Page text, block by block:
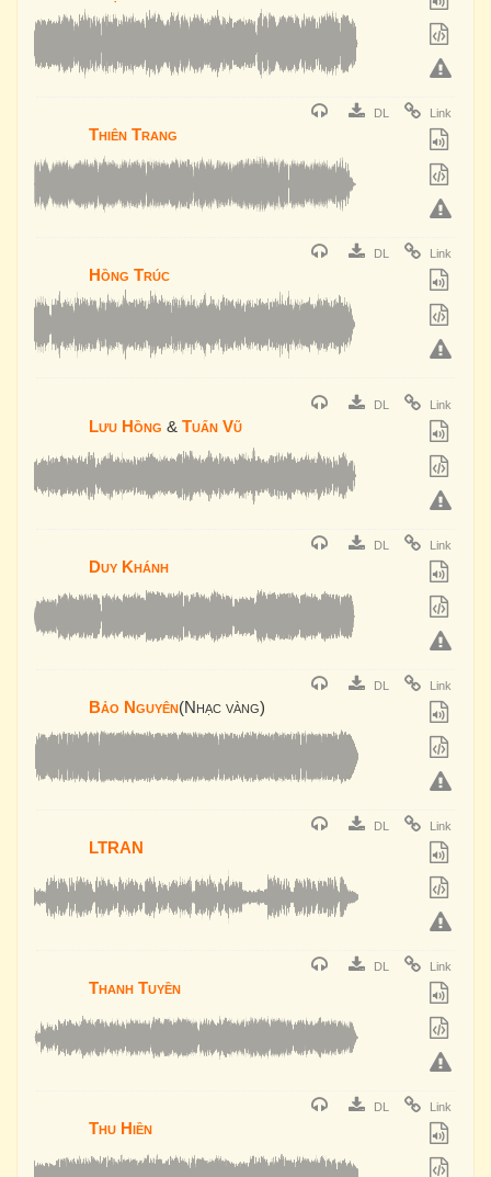
DL Link
Thiên Trang
DL Link
Hồng Trúc
DL Link
Lưu Hồng & Tuấn Vũ
DL Link
Duy Khánh
DL Link
Bảo Nguyên(Nhạc vàng)
DL Link
LTRAN
DL Link
Thanh Tuyền
DL Link
Thu Hiền